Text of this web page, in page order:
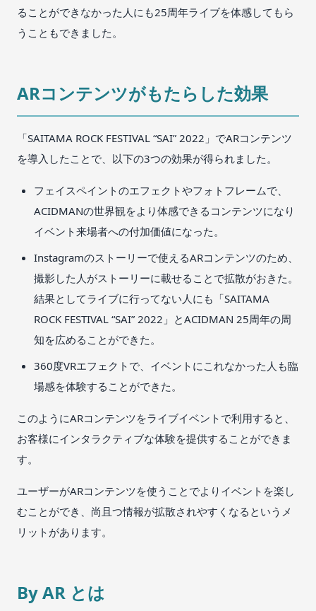
ることができなかった人にも25周年ライブを体感してもら
うこともできました。
ARコンテンツがもたらした効果
「SAITAMA ROCK FESTIVAL “SAI” 2022」でARコンテンツ
を導入したことで、以下の3つの効果が得られました。
フェイスペイントのエフェクトやフォトフレームで、
ACIDMANの世界観をより体感できるコンテンツになり
イベント来場者への付加価値になった。
Instagramのストーリーで使えるARコンテンツのため、
撮影した人がストーリーに載せることで拡散がおきた。
結果としてライブに行ってない人にも「SAITAMA
ROCK FESTIVAL “SAI” 2022」とACIDMAN 25周年の周
知を広めることができた。
360度VRエフェクトで、イベントにこれなかった人も臨
場感を体験することができた。
このようにARコンテンツをライブイベントで利用すると、
お客様にインタラクティブな体験を提供することができま
す。
ユーザーがARコンテンツを使うことでよりイベントを楽し
むことができ、尚且つ情報が拡散されやすくなるというメ
リットがあります。
By AR とは